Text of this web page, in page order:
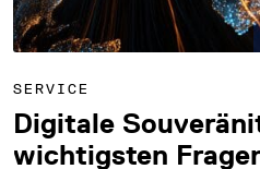
SERVICE
Digitale
wichtigsten